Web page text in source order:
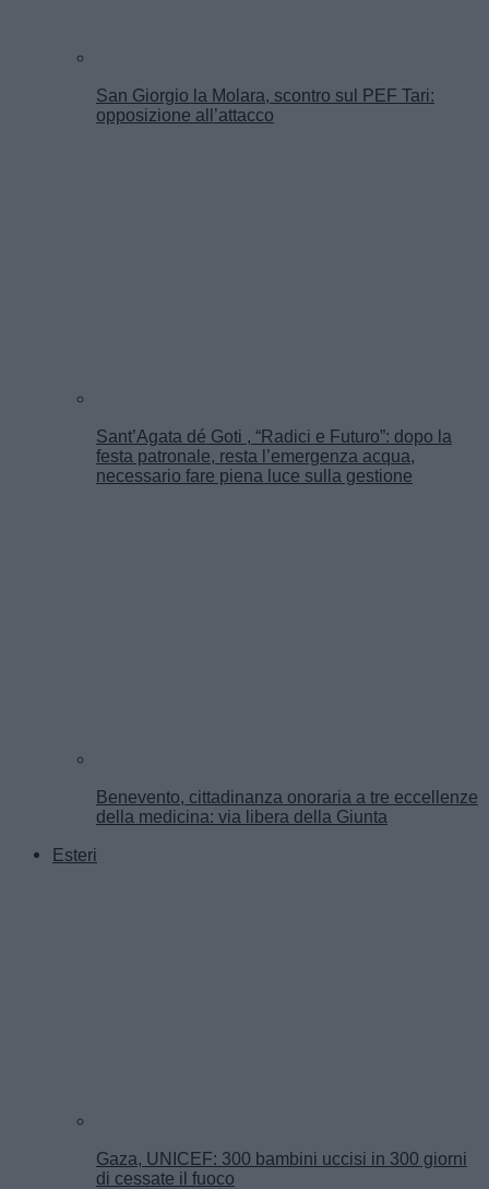
San Giorgio la Molara, scontro sul PEF Tari:
opposizione all’attacco
Sant’Agata dé Goti , “Radici e Futuro”: dopo la
festa patronale, resta l’emergenza acqua,
necessario fare piena luce sulla gestione
Benevento, cittadinanza onoraria a tre eccellenze
della medicina: via libera della Giunta
Esteri
Gaza, UNICEF: 300 bambini uccisi in 300 giorni
di cessate il fuoco